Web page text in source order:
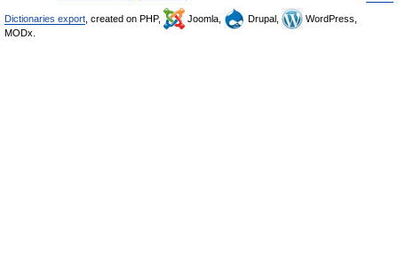
Dictionaries export , created on PHP, Joomla, Drupal,
WordPress,
MODx.